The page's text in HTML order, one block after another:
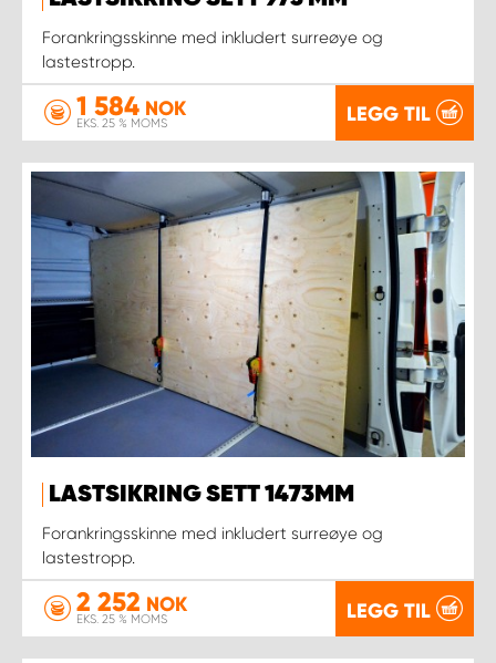
Forankringsskinne med inkludert surreøye og
lastestropp.
1 584 NOK
EKS. 25 % MOMS LEGG TIL
LASTSIKRING SETT 1473MM
Forankringsskinne med inkludert surreøye og
lastestropp.
2 252 NOK
EKS. 25 % MOMS LEGG TIL